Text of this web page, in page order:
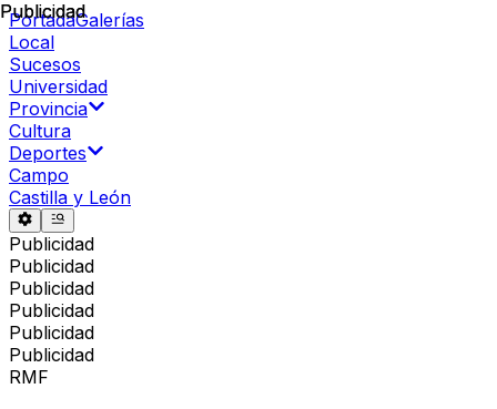
PortadaGalerías
Local
Sucesos
Universidad
Provincia
Cultura
Deportes
Campo
Castilla y León
Publicidad
Publicidad
Publicidad
Publicidad
Publicidad
Publicidad
Publicidad
RMF
Publicidad